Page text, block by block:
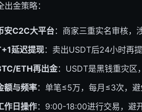
金策略：
安C2C大平台：商家三重实名审核，
延迟提现：卖出USDT后24小时再
ETH再出金：USDT是黑钱重灾区
额与频率：单笔≤5万，每月≤3次，
作日操作：9:00-18:00进行交易，避